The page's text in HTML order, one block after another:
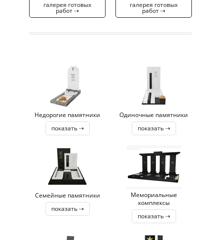
галерея готовых
работ ⇢
галерея готовых
работ ⇢
Недорогие памятники
показать ⇢
Одиночные памятники
показать ⇢
Семейные памятники
показать ⇢
Мемориальные
комплексы
показать ⇢